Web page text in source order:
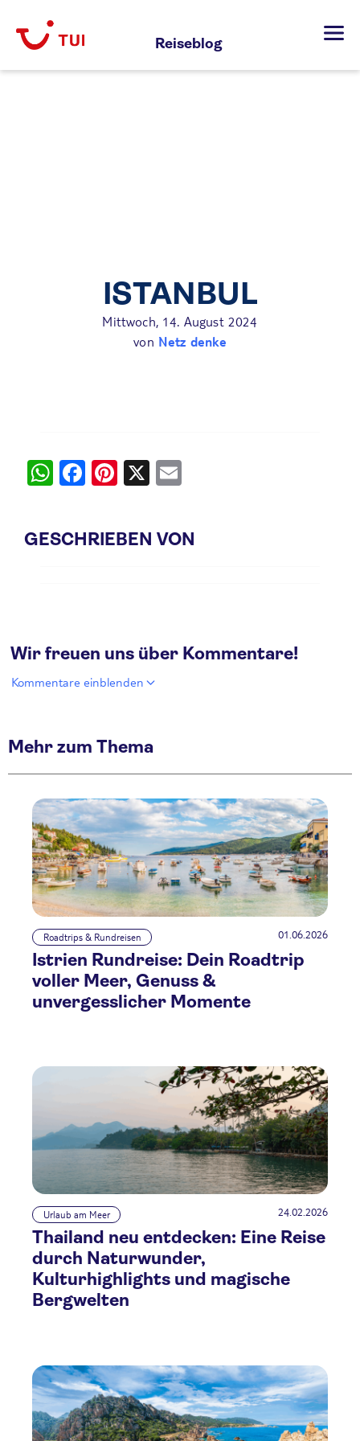
Inhalt
springen
Reiseblog
ISTANBUL
Mittwoch, 14. August 2024
von Netz denke
W
A
Fa
ok
Pi
es
X
GESCHRIEBEN VON
Wir freuen uns über Kommentare!
Kommentare einblenden
Mehr zum Thema
Roadtrips & Rundreisen 01.06.2026
Istrien Rundreise: Dein Roadtrip
voller Meer, Genuss &
unvergesslicher Momente
Urlaub am Meer 24.02.2026
Thailand neu entdecken: Eine Reise
durch Naturwunder,
Kulturhighlights und magische
Bergwelten